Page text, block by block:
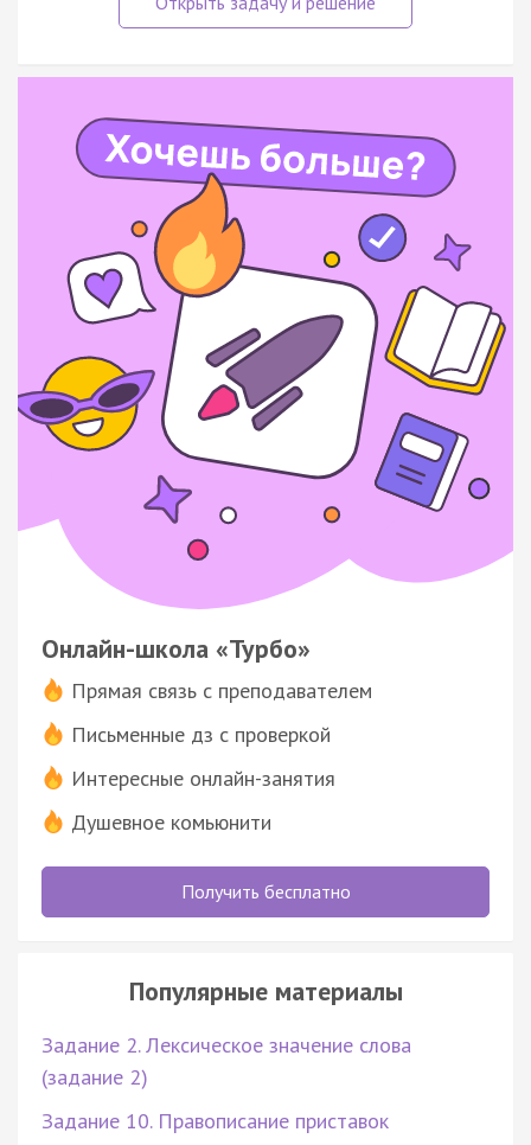
Онлайн-школа «Турбо»
Прямая связь с преподавателем
Письменные дз с проверкой
Интересные онлайн-занятия
Душевное комьюнити
Получить бесплатно
Популярные материалы
Задание 2. Лексическое значение слова
(задание 2)
Задание 10. Правописание приставок